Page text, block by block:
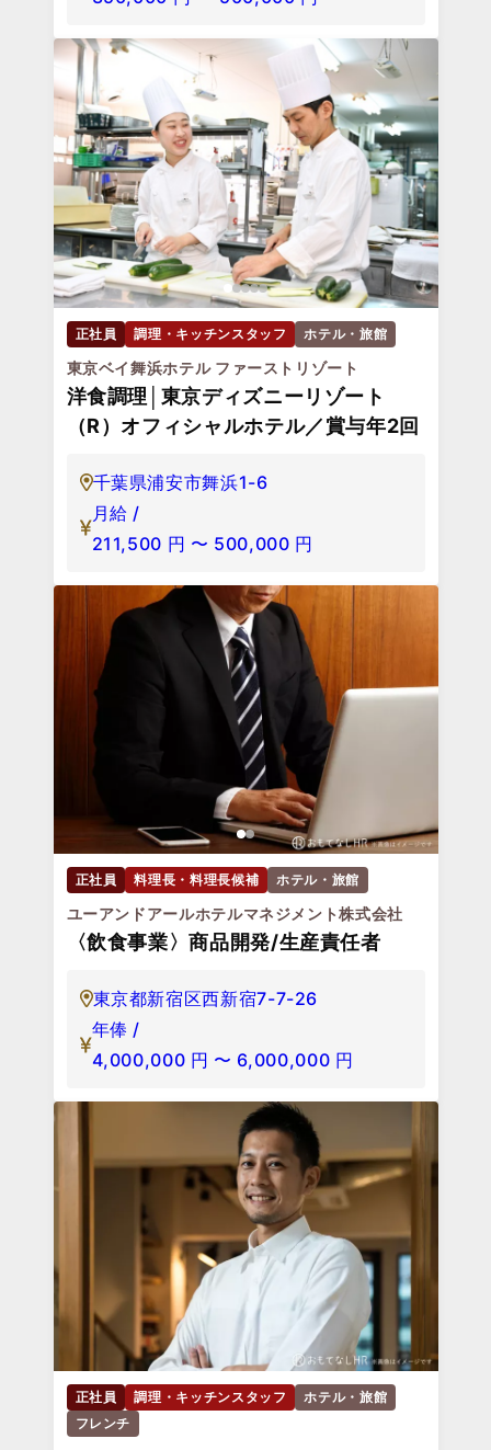
正社員 調理・キッチンスタッフ ホテル・旅館
東京ベイ舞浜ホテル ファーストリゾート
洋食調理│東京ディズニーリゾート
（R）オフィシャルホテル／賞与年2回
千葉県浦安市舞浜1-6
月給 /
211,500 円 〜 500,000 円
正社員 料理長・料理長候補 ホテル・旅館
ユーアンドアールホテルマネジメント株式会社
〈飲食事業〉商品開発/生産責任者
東京都新宿区西新宿7-7-26
年俸 /
4,000,000 円 〜 6,000,000 円
正社員 調理・キッチンスタッフ
ホテル・旅館
フレンチ